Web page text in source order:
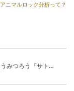
アニマルロック分析って？
【みつろうTV508話】さとうみつろう『サトレル男塾』編④「“毎日”が変わります。楽しく」